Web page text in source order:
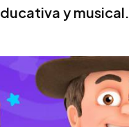
y musical.